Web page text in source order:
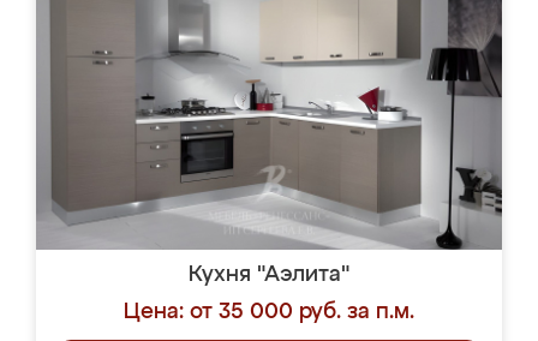
Кухня "Аэлита"
Цена: от 35 000 руб. за п.м.